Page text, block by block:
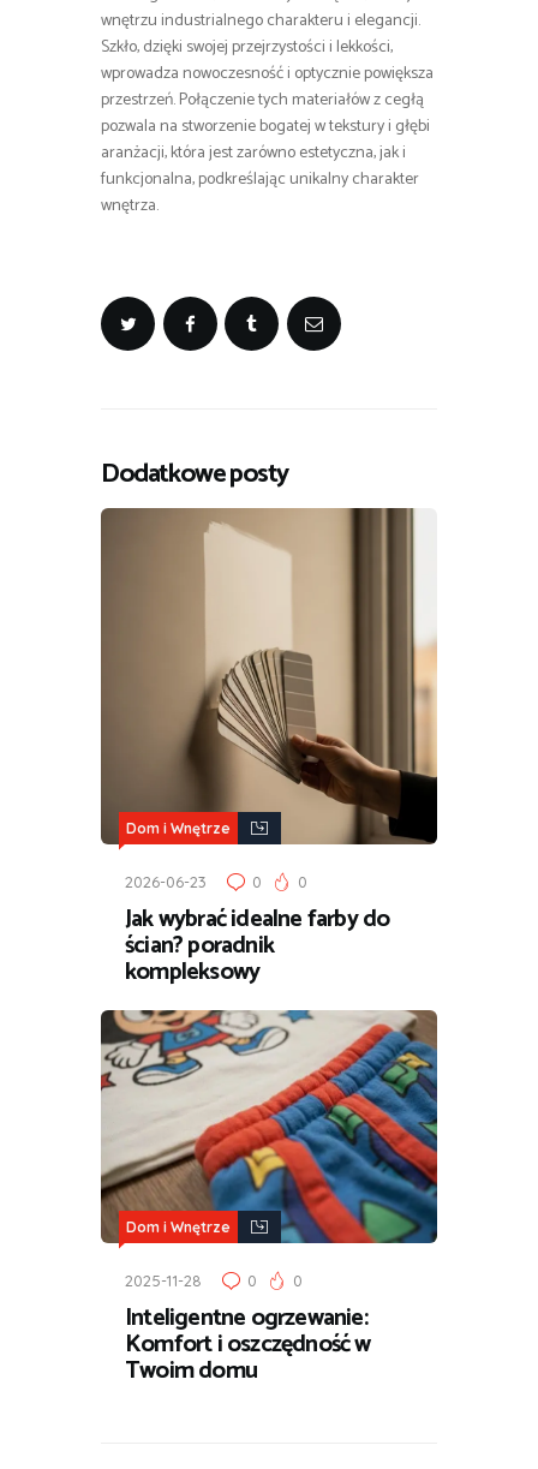
wnętrzu industrialnego charakteru i elegancji.
Szkło, dzięki swojej przejrzystości i lekkości,
wprowadza nowoczesność i optycznie powiększa
przestrzeń. Połączenie tych materiałów z cegłą
pozwala na stworzenie bogatej w tekstury i głębi
aranżacji, która jest zarówno estetyczna, jak i
funkcjonalna, podkreślając unikalny charakter
wnętrza.
Dodatkowe posty
Dom i Wnętrze
2026-06-23 0 0
Jak wybrać idealne farby do
ścian? poradnik
kompleksowy
Dom i Wnętrze
2025-11-28 0 0
Inteligentne ogrzewanie:
Komfort i oszczędność w
Twoim domu